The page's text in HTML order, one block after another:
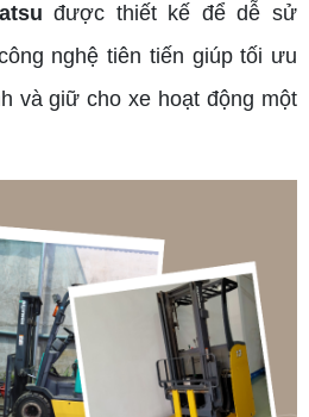
được thiết kế để dễ sử
nghệ tiên tiến giúp tối ưu
và giữ cho xe hoạt động một